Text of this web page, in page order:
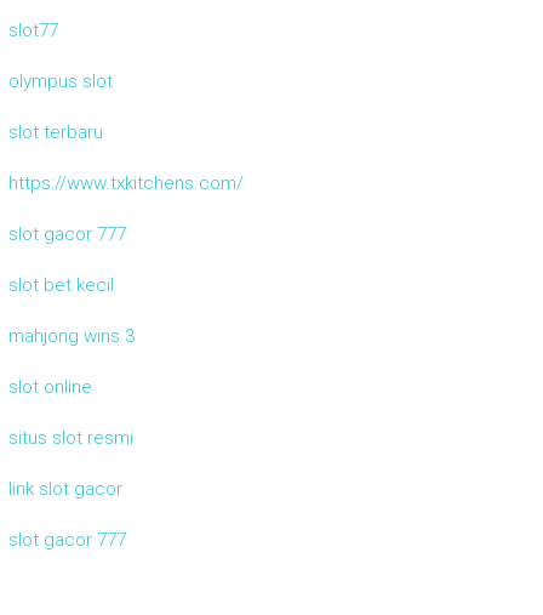
slot77
olympus slot
slot terbaru
https://www.txkitchens.com/
slot gacor 777
slot bet kecil
mahjong wins 3
slot online
situs slot resmi
link slot gacor
slot gacor 777